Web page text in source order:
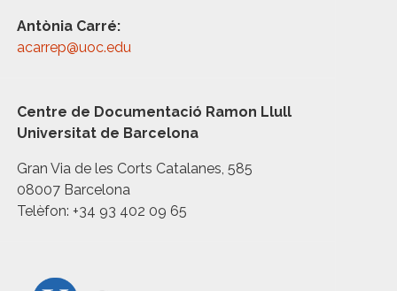
Antònia Carré:
acarrep@uoc.edu
Centre de Documentació Ramon Llull
Universitat de Barcelona
Gran Via de les Corts Catalanes, 585
08007 Barcelona
Telèfon: +34 93 402 09 65